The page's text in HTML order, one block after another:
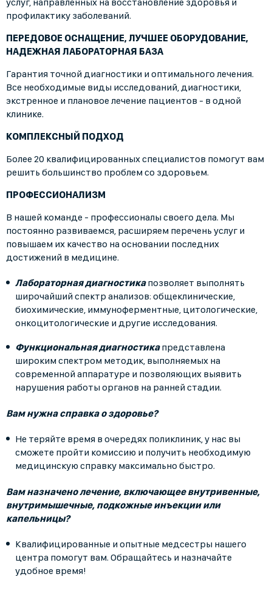
профилактику заболеваний.
ПЕРЕДОВОЕ ОСНАЩЕНИЕ, ЛУЧШЕЕ ОБОРУДОВАНИЕ,
НАДЕЖНАЯ ЛАБОРАТОРНАЯ БАЗА
Гарантия точной диагностики и оптимального лечения.
Все необходимые виды исследований, диагностики,
экстренное и плановое лечение пациентов - в одной
клинике.
КОМПЛЕКСНЫЙ ПОДХОД
Более 20 квалифицированных специалистов помогут вам
решить большинство проблем со здоровьем.
ПРОФЕССИОНАЛИЗМ
В нашей команде - профессионалы своего дела. Мы
постоянно развиваемся, расширяем перечень услуг и
повышаем их качество на основании последних
достижений в медицине.
Лабораторная диагностикапозволяет выполнять
широчайший спектр анализов: общеклинические,
биохимические, иммуноферментные, цитологические,
онкоцитологические и другие исследования.
Функциональная диагностикапредставлена
широким спектром методик, выполняемых на
современной аппаратуре и позволяющих выявить
нарушения работы органов на ранней стадии.
Вам нужна справка о здоровье?
Не теряйте время в очередях поликлиник, у нас вы
сможете пройти комиссию и получить необходимую
медицинскую справку максимально быстро.
Вам назначено лечение, включающее внутривенные,
внутримышечные, подкожные инъекции или
капельницы?
Квалифицированные и опытные медсестры нашего
центра помогут вам. Обращайтесь и назначайте
удобное время!